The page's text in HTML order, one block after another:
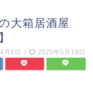
大箱居酒屋
月6日 / 2020年5月18日